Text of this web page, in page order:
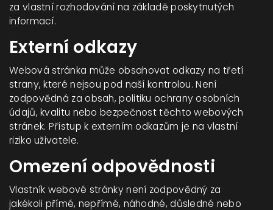
za vlastní rozhodování na základě poskytnutých
informací.
Externí odkazy
Webová stránka může obsahovat odkazy na třetí
strany, které nejsou pod naší kontrolou. Není
zodpovědná za obsah, politiku ochrany osobních
údajů, kvalitu nebo bezpečnost těchto webových
stránek. Přístup k externím odkazům je na vlastní
riziko uživatele.
Omezení odpovědnosti
Vlastník webové stránky není zodpovědný za
jakékoli přímé, nepřímé, náhodné, důsledné nebo